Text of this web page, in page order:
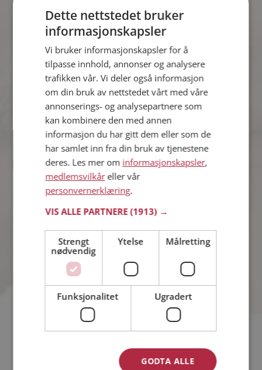
Belal
32 år fra Osterøy i Vestland
Søker kvinne 22 - 35 år
Liker du å reise? Det gjør kanskje Belal
også. Bli medlem nå for å finne svaret
og mengder av andre spennende
fakta.
prebensma86
39 år fra Osterøy i Vestland
Søker kvinne 23 - 36 år
Tror du prebensma86 har et fotoalbum
selv. Det finnes tusener av fotoalbum
med spennende bilder på sidene.
På Møteplassen kan du bli medlem og søke blant tusenvis av
datinginteresserte single i Osterøy
Dette nettstedet bruker
informasjonskapsler
Vi bruker informasjonskapsler for å
tilpasse innhold, annonser og analysere
trafikken vår. Vi deler også informasjon
om din bruk av nettstedet vårt med våre
annonserings- og analysepartnere som
kan kombinere den med annen
informasjon du har gitt dem eller som de
har samlet inn fra din bruk av tjenestene
deres. Les mer om informasjonskapsler,
medlemsvilkåreller vår
personvernerklæring.
VIS ALLE PARTNERE(1913) →
Strengt
nødvendig
Ytelse Målretting
Funksjonalitet Ugradert
GODTA ALLE